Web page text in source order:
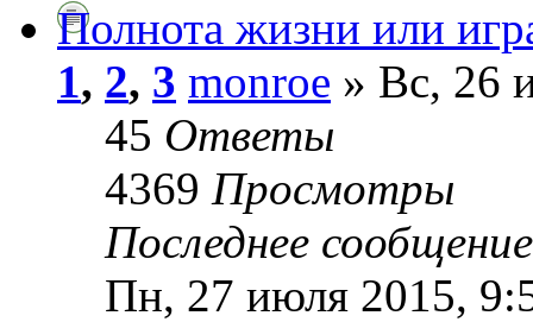
Полнота жизни или
1, 2, 3 monroe » Вс, 26
45 Ответы
4369 Просмотры
Последнее
Пн, 27 июля 2015,